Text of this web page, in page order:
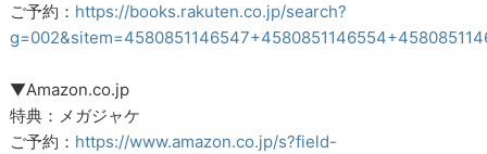
ご予約： https://books.rakuten.co.jp/search?
▼Amazon.co.jp
特典：メガジャケ
ご予約： https://www.amazon.co.jp/s?field-